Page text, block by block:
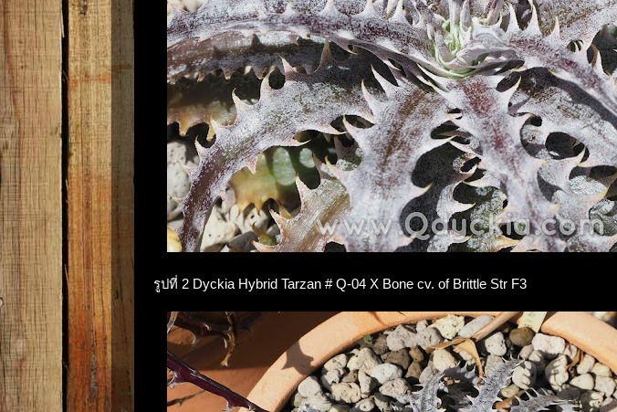
รูปที่ 2 Dyckia Hybrid Tarzan # Q-04 X Bone cv. of Brittle Str F3